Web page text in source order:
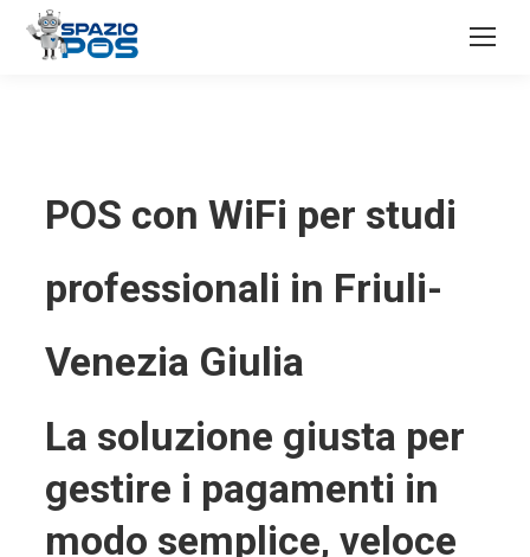
POS con WiFi per studi
professionali in Friuli-
Venezia Giulia
La soluzione giusta per
gestire i pagamenti in
modo semplice, veloce